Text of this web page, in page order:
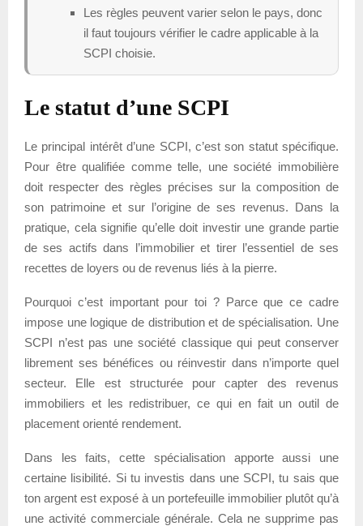
Les règles peuvent varier selon le pays, donc
il faut toujours vérifier le cadre applicable à la
SCPI choisie.
Le statut d’une SCPI
Le principal intérêt d’une SCPI, c’est son statut spécifique.
Pour être qualifiée comme telle, une société immobilière
doit respecter des règles précises sur la composition de
son patrimoine et sur l’origine de ses revenus. Dans la
pratique, cela signifie qu’elle doit investir une grande partie
de ses actifs dans l’immobilier et tirer l’essentiel de ses
recettes de loyers ou de revenus liés à la pierre.
Pourquoi c’est important pour toi ? Parce que ce cadre
impose une logique de distribution et de spécialisation. Une
SCPI n’est pas une société classique qui peut conserver
librement ses bénéfices ou réinvestir dans n’importe quel
secteur. Elle est structurée pour capter des revenus
immobiliers et les redistribuer, ce qui en fait un outil de
placement orienté rendement.
Dans les faits, cette spécialisation apporte aussi une
certaine lisibilité. Si tu investis dans une SCPI, tu sais que
ton argent est exposé à un portefeuille immobilier plutôt qu’à
une activité commerciale générale. Cela ne supprime pas